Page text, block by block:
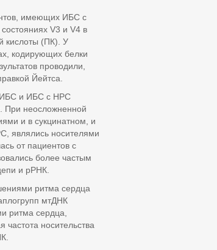
имеющих ИБС с
V3 и V4 в
кислоты (ПК). У
кодирующих белки
проводили,
Йейтса.
ИБС и ИБС с НРС
При неосложненной
и в сукцинатном, и
являлись носителями
от пациентов с
более частым
и рРНК.
ритма сердца
мтДНК
ритма сердца,
частота носительства